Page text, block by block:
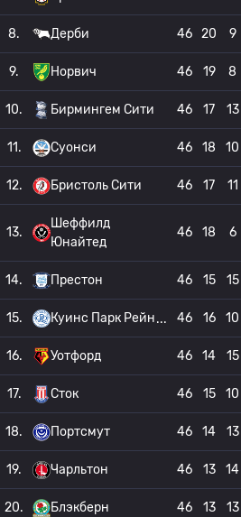
8. Дерби 46 20 9
9. Норвич 46 19 8
10. Бирмингем Сити 46 17 13
11. Суонси 46 18 10
12. Бристоль Сити 46 17 11
13.
Шеффилд
Юнайтед
46 18 6
14. Престон 46 15 15
15. Куинс Парк Рейн 46 16 10
16. Уотфорд 46 14 15
17. Сток 46 15 10
18. Портсмут 46 14 13
19. Чарльтон 46 13 14
20. Блэкберн 46 13 13